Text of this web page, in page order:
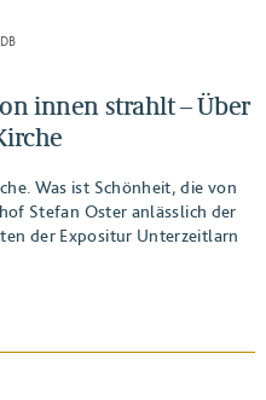
innen strahlt – Über
Was ist Schönheit, die von
Stefan Oster anlässlich der
der Expositur Unterzeitlarn